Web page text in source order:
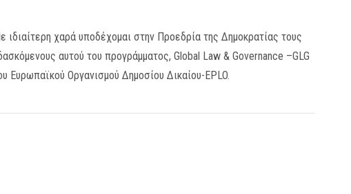
χαρά υποδέχομαι στην Προεδρία της Δημοκρατίας τους
αυτού του προγράμματος, Global Law & Governance –GLG
Ευρωπαϊκού Οργανισμού Δημοσίου Δικαίου-EPLO.